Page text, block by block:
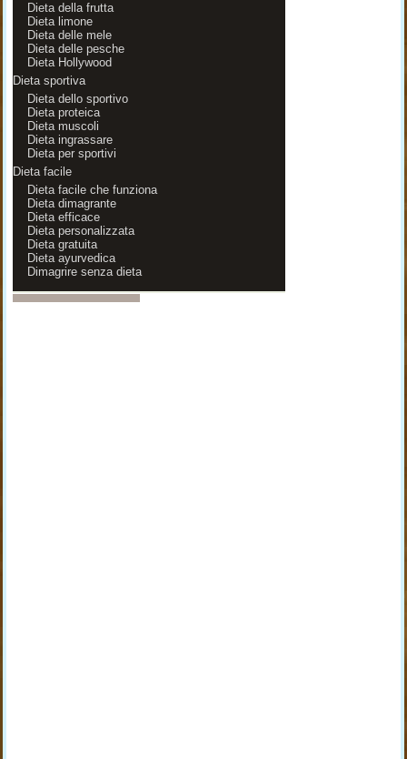
Dieta della frutta
Dieta limone
Dieta delle mele
Dieta delle pesche
Dieta Hollywood
Dieta sportiva
Dieta dello sportivo
Dieta proteica
Dieta muscoli
Dieta ingrassare
Dieta per sportivi
Dieta facile
Dieta facile che funziona
Dieta dimagrante
Dieta efficace
Dieta personalizzata
Dieta gratuita
Dieta ayurvedica
Dimagrire senza dieta